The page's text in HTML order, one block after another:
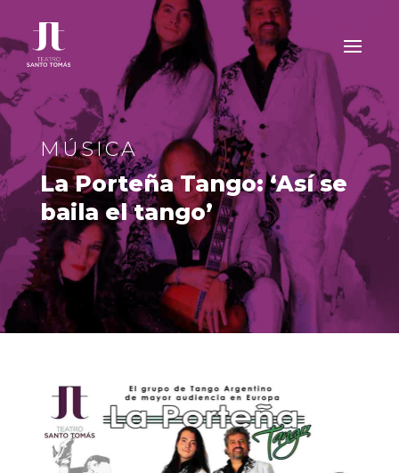
MÚSICA
La Porteña Tango: ‘Así se
baila el tango’